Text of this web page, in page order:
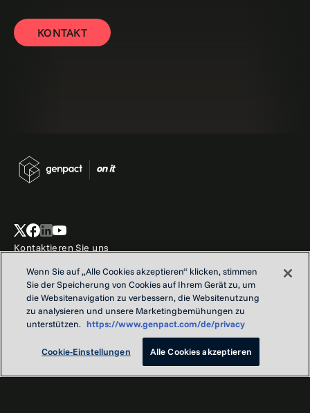
KONTAKT
Kontaktieren Sie uns
Unser Ziel
Informationen zum Datenschutz und zur Verwendung von
Cookies
Imprint Genpact Germany
Copyright © Genpact 2026. All rights reserved.
Wenn Sie auf „Alle Cookies akzeptieren“ klicken, stimmen
Sie der Speicherung von Cookies auf Ihrem Gerät zu, um
die Websitenavigation zu verbessern, die Websitenutzung
zu analysieren und unsere Marketingbemühungen zu
unterstützen. https://www.genpact.com/de/privacy
Cookie-Einstellungen Alle Cookies akzeptieren